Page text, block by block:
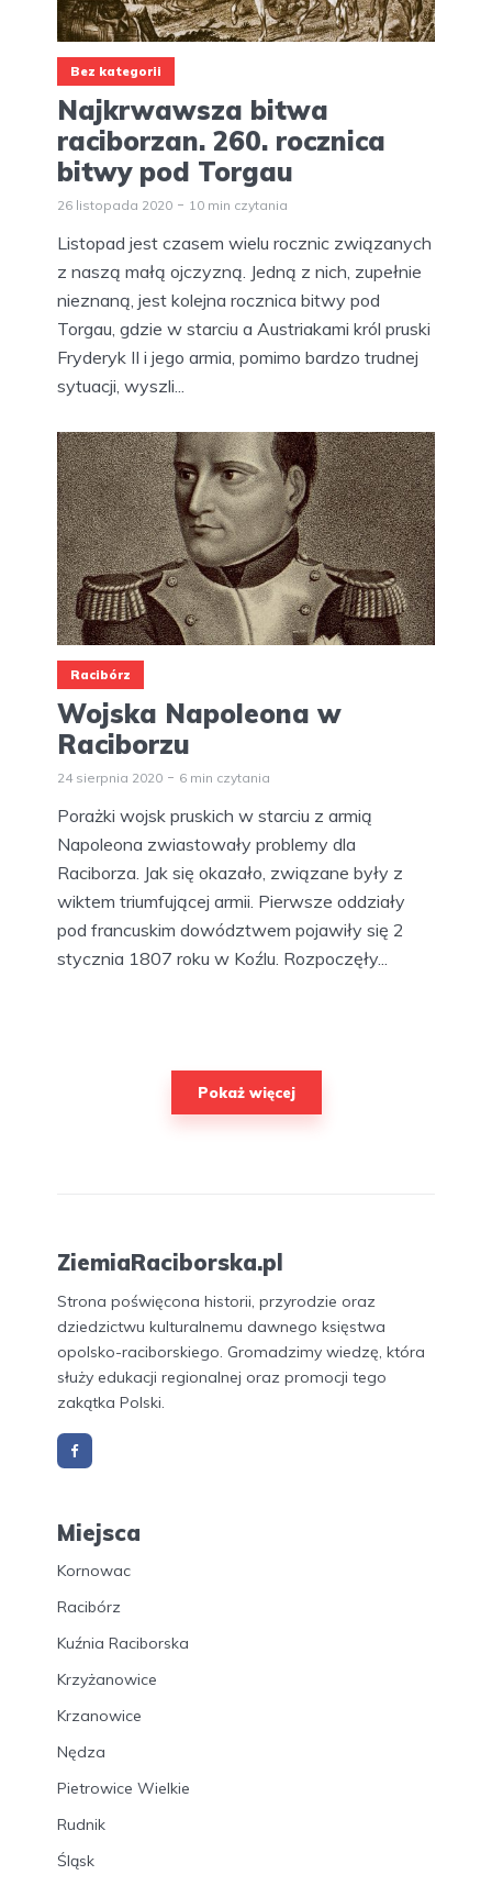
Bez kategorii
Najkrwawsza bitwa
raciborzan. 260. rocznica
bitwy pod Torgau
26 listopada 2020 10 min czytania
Listopad jest czasem wielu rocznic związanych
z naszą małą ojczyzną. Jedną z nich, zupełnie
nieznaną, jest kolejna rocznica bitwy pod
Torgau, gdzie w starciu a Austriakami król pruski
Fryderyk II i jego armia, pomimo bardzo trudnej
sytuacji, wyszli...
Racibórz
Wojska Napoleona w
Raciborzu
24 sierpnia 2020 6 min czytania
Porażki wojsk pruskich w starciu z armią
Napoleona zwiastowały problemy dla
Raciborza. Jak się okazało, związane były z
wiktem triumfującej armii. Pierwsze oddziały
pod francuskim dowództwem pojawiły się 2
stycznia 1807 roku w Koźlu. Rozpoczęły...
Pokaż więcej
ZiemiaRaciborska.pl
Strona poświęcona historii, przyrodzie oraz
dziedzictwu kulturalnemu dawnego księstwa
opolsko-raciborskiego. Gromadzimy wiedzę, która
służy edukacji regionalnej oraz promocji tego
zakątka Polski.
Miejsca
Kornowac
Racibórz
Kuźnia Raciborska
Krzyżanowice
Krzanowice
Nędza
Pietrowice Wielkie
Rudnik
Śląsk